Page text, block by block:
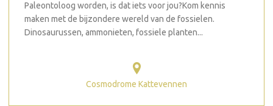
Paleontoloog worden, is dat iets voor jou?Kom kennis
maken met de bijzondere wereld van de fossielen.
Dinosaurussen, ammonieten, fossiele planten...
Cosmodrome Kattevennen